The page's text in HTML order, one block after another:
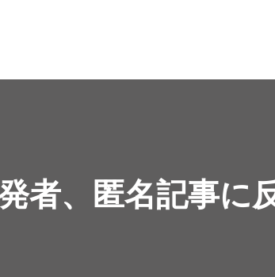
者、匿名記事に